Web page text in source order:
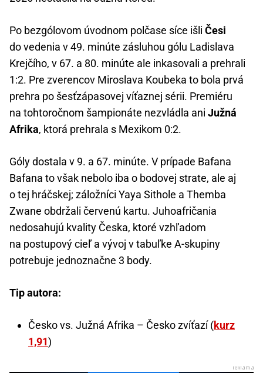
Po bezgólovom úvodnom polčase síce išli Česi
do vedenia v 49. minúte zásluhou gólu Ladislava
Krejčího, v 67. a 80. minúte ale inkasovali a prehrali
1:2. Pre zverencov Miroslava Koubeka to bola prvá
prehra po šesťzápasovej víťaznej sérii. Premiéru
na tohtoročnom šampionáte nezvládla ani Južná
Afrika, ktorá prehrala s Mexikom 0:2.
Góly dostala v 9. a 67. minúte. V prípade Bafana
Bafana to však nebolo iba o bodovej strate, ale aj
o tej hráčskej; záložníci Yaya Sithole a Themba
Zwane obdržali červenú kartu. Juhoafričania
nedosahujú kvality Česka, ktoré vzhľadom
na postupový cieľ a vývoj v tabuľke A-skupiny
potrebuje jednoznačne 3 body.
Tip autora:
Česko vs. Južná Afrika – Česko zvíťazí (kurz
1,91)